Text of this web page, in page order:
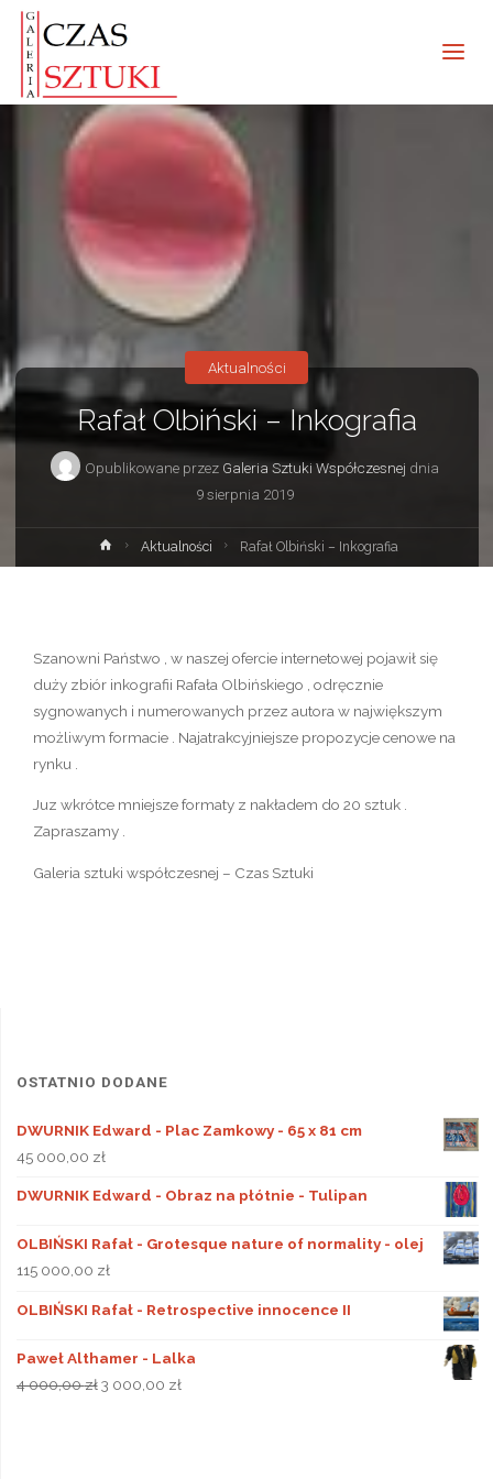
Rafał Olbiński – Inkografia
Opublikowane przez Galeria Sztuki Współczesnej dnia
9 sierpnia 2019
Aktualności
Strona
główna
Aktualności Rafał Olbiński – Inkografia
Szanowni Państwo , w naszej ofercie internetowej pojawił się
duży zbiór inkografii Rafała Olbińskiego , odręcznie
sygnowanych i numerowanych przez autora w największym
możliwym formacie . Najatrakcyjniejsze propozycje cenowe na
rynku .
Juz wkrótce mniejsze formaty z nakładem do 20 sztuk .
Zapraszamy .
Galeria sztuki współczesnej – Czas Sztuki
OSTATNIO DODANE
DWURNIK Edward - Plac Zamkowy - 65 x 81 cm
45 000,00 zł
DWURNIK Edward - Obraz na płótnie - Tulipan
OLBIŃSKI Rafał - Grotesque nature of normality - olej
115 000,00 zł
OLBIŃSKI Rafał - Retrospective innocence II
Paweł Althamer - Lalka
4 000,00zł Pierwotna
3 000,00 złAktualna